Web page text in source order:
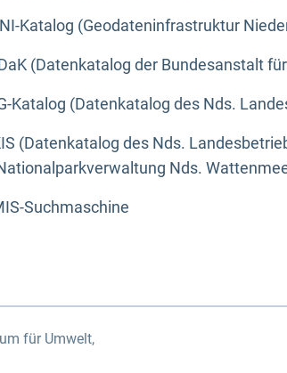
Katalog (Geodateninfrastruktur
(Datenkatalog der Bundesanstalt
Katalog (Datenkatalog des Nds.
(Datenkatalog des Nds.
Nds.
Suchmaschine
für Umwelt,